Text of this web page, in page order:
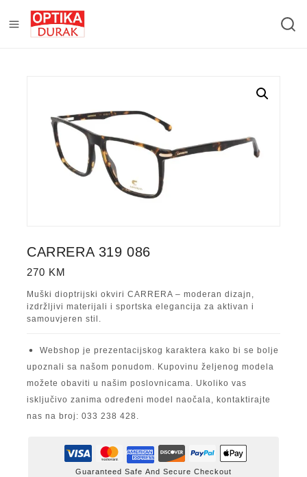
CARRERA 319 086
270 KM
Muški dioptrijski okviri CARRERA – moderan dizajn,
izdržljivi materijali i sportska elegancija za aktivan i
samouvjeren stil.
Webshop je prezentacijskog karaktera kako bi se bolje
upoznali sa našom ponudom. Kupovinu željenog modela
možete obaviti u našim poslovnicama. Ukoliko vas
isključivo zanima određeni model naočala, kontaktirajte
nas na broj: 033 238 428.
Guaranteed Safe And Secure Checkout